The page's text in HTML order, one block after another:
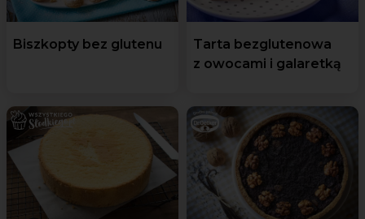
Biszkopty bez glutenu
Tarta bezglutenowa
z owocami i galaretką